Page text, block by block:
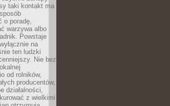
taki kontakt ma
o poradę,
warzywa albo
Powstaje
na
ten ludzki
Nie bez
od rolników,
producentów,
działalności,
z wielkimi